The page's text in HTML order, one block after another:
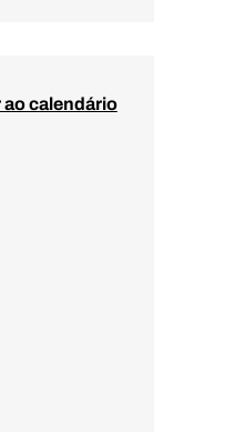
calendário